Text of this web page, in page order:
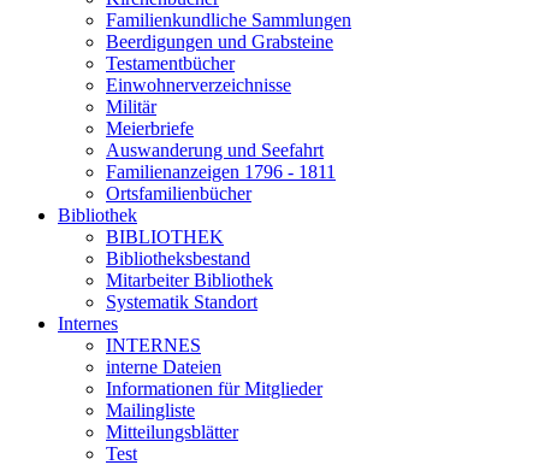
Familienkundliche Sammlungen
Beerdigungen und Grabsteine
Testamentbücher
Einwohnerverzeichnisse
Militär
Meierbriefe
Auswanderung und Seefahrt
Familienanzeigen 1796 - 1811
Ortsfamilienbücher
Bibliothek
BIBLIOTHEK
Bibliotheksbestand
Mitarbeiter Bibliothek
Systematik Standort
Internes
INTERNES
interne Dateien
Informationen für Mitglieder
Mailingliste
Mitteilungsblätter
Test